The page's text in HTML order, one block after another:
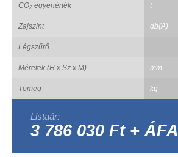
CO₂ egyenérték t
Zajszint db(A)
Légszűrő
Méretek (H x Sz x M) mm
Tömeg kg
Listaár:
3 786 030 Ft + ÁFA